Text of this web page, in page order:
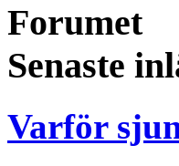
Forumet
Senaste
Varför